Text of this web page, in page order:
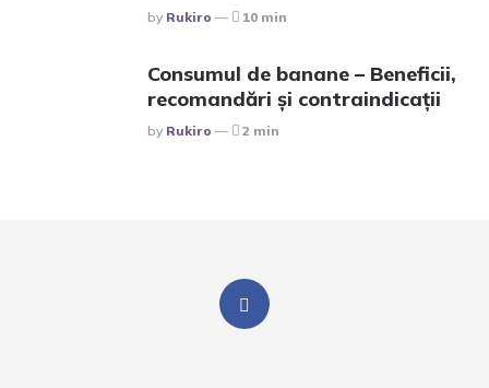
Posted
By Rukiro 10 min
Consumul de banane – Beneficii,
recomandări și contraindicații
Posted
By Rukiro 2 min